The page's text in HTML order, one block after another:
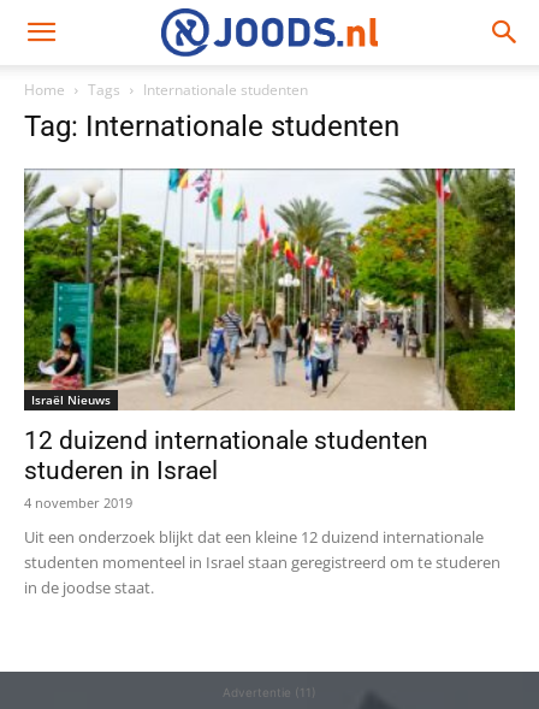
Home Tags Internationale studenten
Tag: Internationale studenten
Israël Nieuws
12 duizend internationale studenten
studeren in Israel
4 november 2019
Uit een onderzoek blijkt dat een kleine 12 duizend internationale
studenten momenteel in Israel staan geregistreerd om te studeren
in de joodse staat.
Advertentie (11)